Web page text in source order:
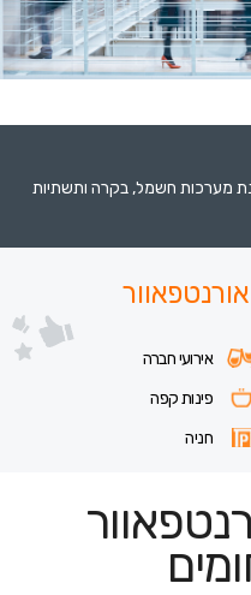
מערכות חשמל, בקרה ותשתיות
אירועי חברה
פינות קפה
חניה